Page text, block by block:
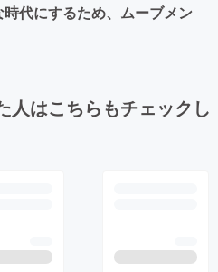
代にするため、ムーブメン
人はこちらもチェックし